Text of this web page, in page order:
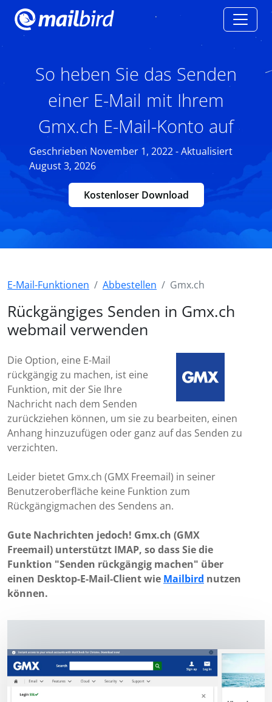
So heben Sie das Senden
einer E-Mail mit Ihrem
Gmx.ch E-Mail-Konto auf
Geschrieben November 1, 2022 - Aktualisiert
August 3, 2026
Kostenloser Download
E-Mail-Funktionen Abbestellen Gmx.ch
Rückgängiges Senden in Gmx.ch
webmail verwenden
Die Option, eine E-Mail
rückgängig zu machen, ist eine
Funktion, mit der Sie Ihre
Nachricht nach dem Senden
zurückziehen können, um sie zu bearbeiten, einen
Anhang hinzuzufügen oder ganz auf das Senden zu
verzichten.
Leider bietet Gmx.ch (GMX Freemail) in seiner
Benutzeroberfläche keine Funktion zum
Rückgängigmachen des Sendens an.
Gute Nachrichten jedoch! Gmx.ch (GMX
Freemail) unterstützt IMAP, so dass Sie die
Funktion "Senden rückgängig machen" über
einen Desktop-E-Mail-Client wie Mailbird nutzen
können.